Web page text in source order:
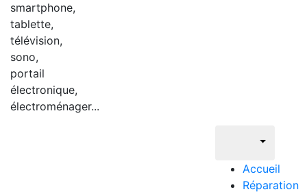
smartphone,
tablette,
télévision,
sono,
portail
électronique,
électroménager...
Accueil
Réparation